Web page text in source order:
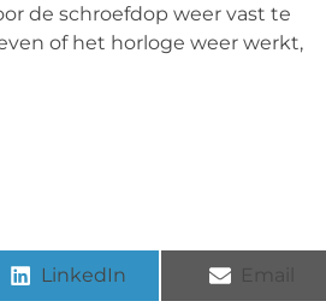
de schroefdop weer vast te
of het horloge weer werkt,
LinkedIn